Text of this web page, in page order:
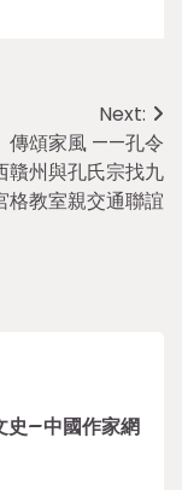
Next:
傳頌家風 ——孔令
贛州與孔氏宗找九
格教室親交通聯誼
史–中國作家網